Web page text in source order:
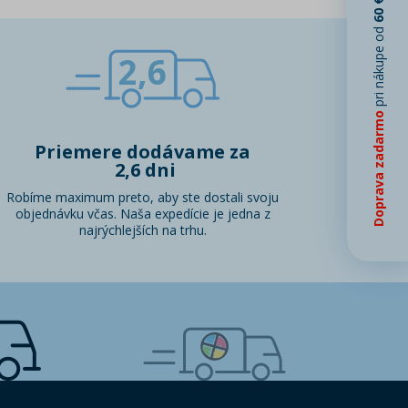
2,6
Priemere dodávame za
2,6 dni
Robíme maximum preto, aby ste dostali svoju
objednávku včas. Naša expedície je jedna z
najrýchlejších na trhu.
Doprava zadarmo
pri nákupe od
60 €